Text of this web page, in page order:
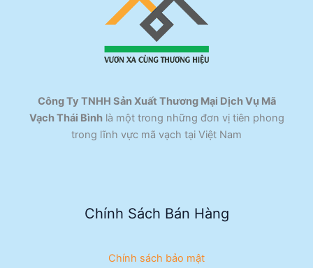
Công Ty TNHH Sản Xuất Thương Mại Dịch Vụ Mã
Vạch Thái Bìnhlà một trong những đơn vị tiên phong
trong lĩnh vực mã vạch tại Việt Nam
Chính Sách Bán Hàng
Chính sách bảo mật